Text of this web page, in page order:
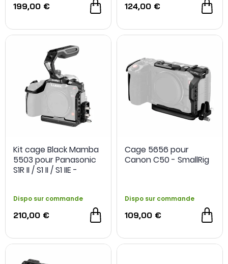
NOUVEAU
199,00 € 124,00 €
Kit cage Black Mamba
5503 pour Panasonic
S1R II / S1 II / S1 IIE -
Dispo sur commande
210,00 €
Cage 5656 pour
Canon C50 - SmallRig
Dispo sur commande
109,00 €